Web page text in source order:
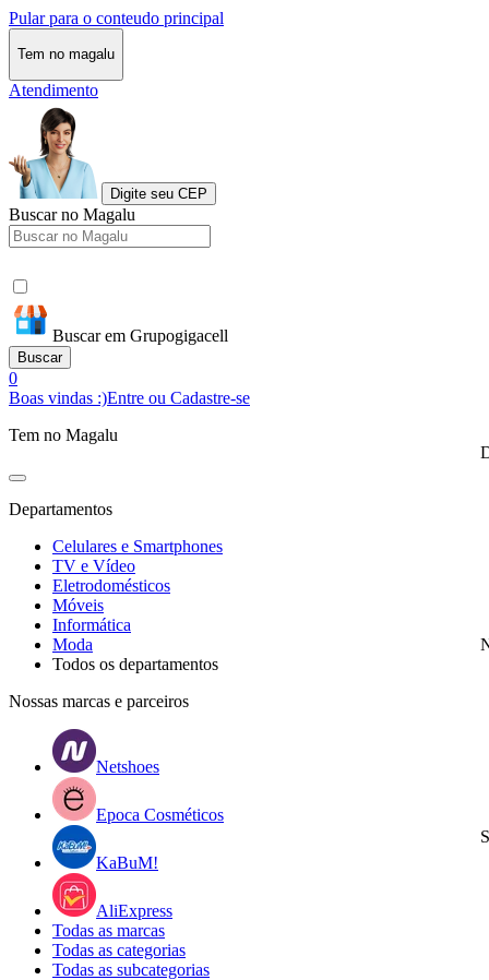
Pular para o conteudo principal
Tem no magalu
Atendimento
Digite seu CEP
Buscar no Magalu
Buscar em Grupogigacell
Buscar
0
Boas vindas :)Entre ou Cadastre-se
Tem no Magalu
Departamentos
Celulares e Smartphones
TV e Vídeo
Eletrodomésticos
Móveis
Informática
Moda
Todos os departamentos
Nossas marcas e parceiros
Netshoes
Epoca Cosméticos
KaBuM!
AliExpress
Todas as marcas
Todas as categorias
Todas as subcategorias